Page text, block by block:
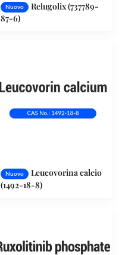
Nuovo
Relugolix (737789-
87-6)
Nuovo
Leucovorina calcio
(1492-18-8)